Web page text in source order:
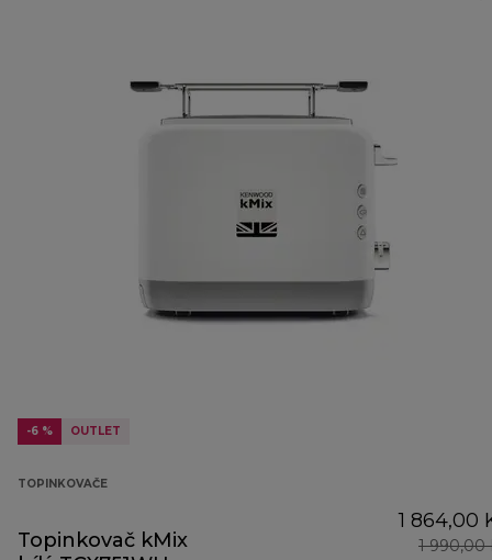
-6 % OUTLET
TOPINKOVAČE
Topinkovač kMix
1 864,00
1 990,00